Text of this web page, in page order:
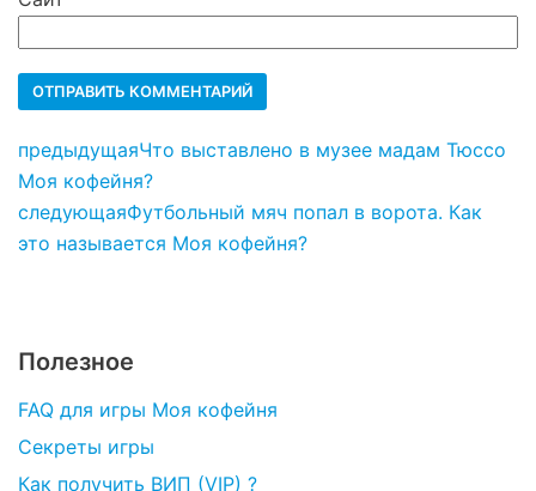
предыдущаяЧто выставлено в музее мадам Тюссо
Моя кофейня?
следующаяФутбольный мяч попал в ворота. Как
это называется Моя кофейня?
Полезное
FAQ для игры Моя кофейня
Секреты игры
Как получить ВИП (VIP) ?